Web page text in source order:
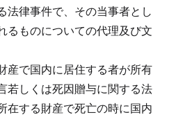
法律事件で、その当事者とし
るものについての代理及び文
産で国内に居住する者が所有
若しくは死因贈与に関する法
在する財産で死亡の時に国内